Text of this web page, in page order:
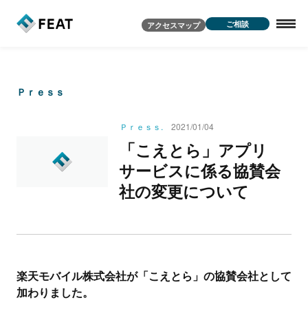
アクセスマップ ご相談
Ｐｒｅｓｓ
Ｐｒｅｓｓ. 2021/01/04
「こ え と ら 」 アプリ
サービスに係る協賛会
社の変更について
楽天モバイル株式会社が「こえとら」の協賛会社として
加わりました。